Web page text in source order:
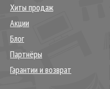
Хиты продаж
Акции
Блог
Партнёры
Гарантии и возврат